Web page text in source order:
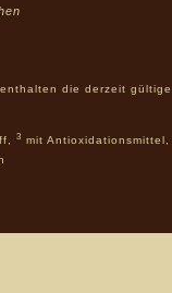
die derzeit
3 mit